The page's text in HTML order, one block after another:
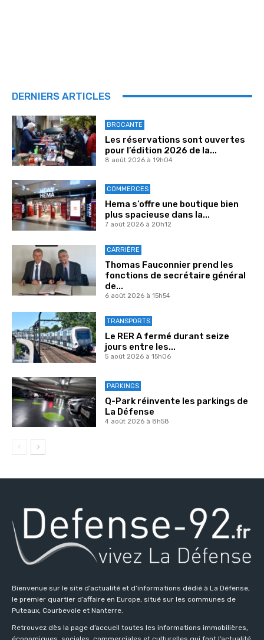
DERNIERS ARTICLES
BROCANTE
Les réservations sont ouvertes
pour l’édition 2026 de la...
8 août 2026 à 19h04
COMMERCES
Hema s’offre une boutique bien
plus spacieuse dans la...
7 août 2026 à 20h12
CARRIÈRE
Thomas Fauconnier prend les
fonctions de secrétaire général
de...
6 août 2026 à 15h54
TRANSPORTS
Le RER A fermé durant seize
jours entre les...
5 août 2026 à 15h06
PARKINGS
Q-Park réinvente les parkings de
La Défense
4 août 2026 à 8h58
Bienvenue sur le site d’actualité et d’informations dédié à La Défense,
le premier quartier d’affaire en Europe, situé sur les communes de
Puteaux, Courbevoie et Nanterre.
Retrouvez dès la page d’accueil toutes les informations immobilières,